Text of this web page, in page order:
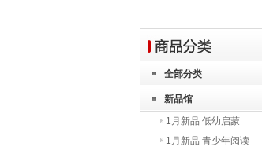
全部分类
新品馆
1月新品 低幼启蒙
1月新品 青少年阅读